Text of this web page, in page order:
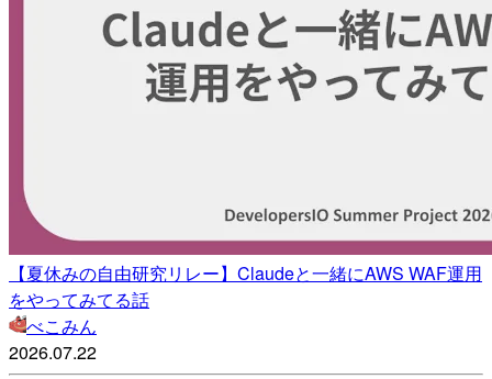
【夏休みの自由研究リレー】Claudeと一緒にAWS WAF運用
をやってみてる話
べこみん
2026.07.22